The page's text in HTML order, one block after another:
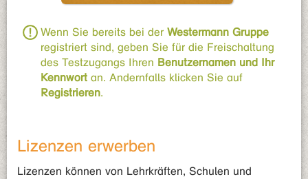
Wenn Sie bereits bei der Westermann Gruppe
registriert sind, geben Sie für die Freischaltung
des Testzugangs Ihren Benutzernamen und Ihr
Kennwort an. Andernfalls klicken Sie auf
Registrieren.
Lizenzen erwerben
Lizenzen können von Lehrkräften, Schulen und